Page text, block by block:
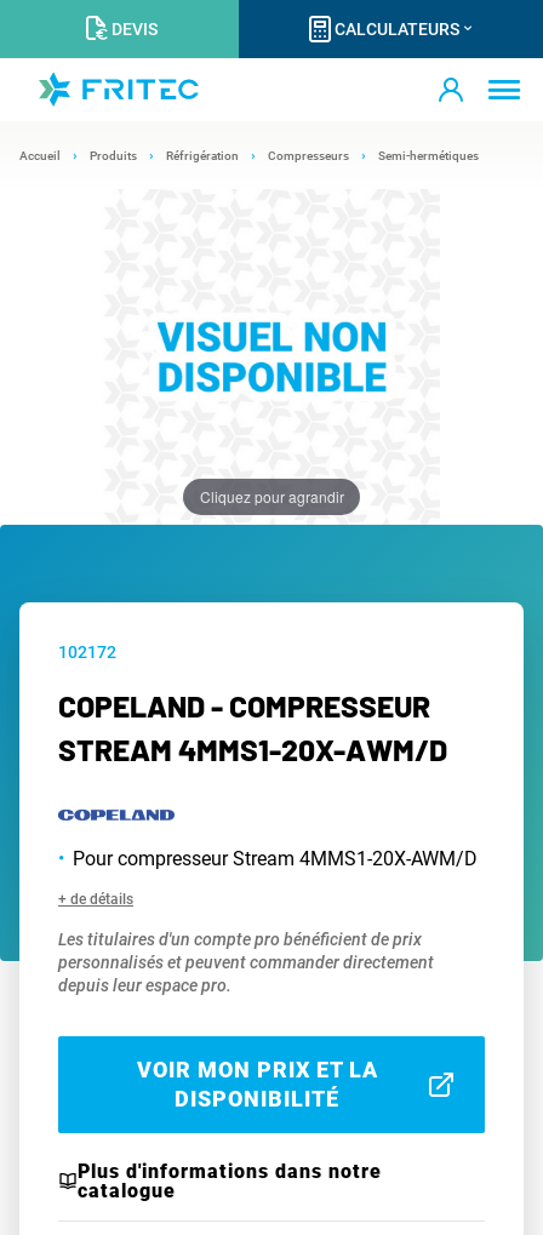
DEVIS CALCULATEURS
Accueil Produits Réfrigération Compresseurs Semi-hermétiques
Cliquez pour agrandir
102172
COPELAND - COMPRESSEUR
STREAM 4MMS1-20X-AWM/D
Pour compresseur Stream 4MMS1-20X-AWM/D
+ de détails
Les titulaires d'un compte pro bénéficient de prix
personnalisés et peuvent commander directement
depuis leur espace pro.
VOIR MON PRIX ET LA
DISPONIBILITÉ
Plus d'informations dans notre
catalogue